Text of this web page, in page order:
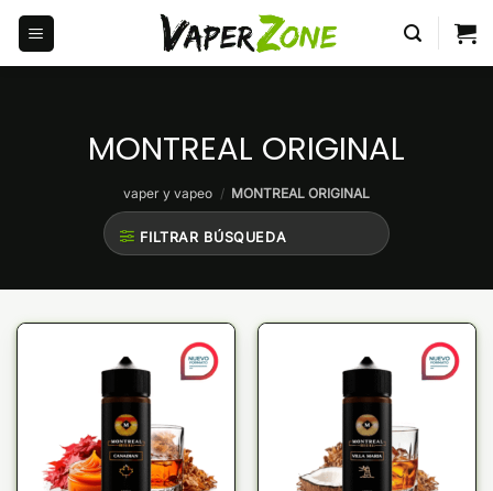
Saltar
contenido
MONTREAL ORIGINAL
vaper y vapeo / MONTREAL ORIGINAL
FILTRAR BÚSQUEDA